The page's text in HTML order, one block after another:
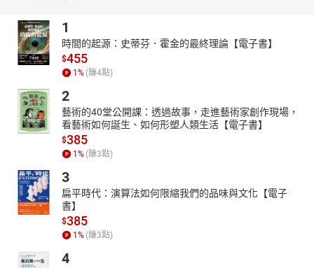
1
時間的起源：史蒂芬．霍金的最終理論【電子書】
$455
1 % (賺4點)
2
藝術的40堂公開課：透過故事，走進藝術家創作現場，
看藝術如何誕生、如何形塑人類生活【電子書】
$385
1 % (賺3點)
3
扁平時代：演算法如何限縮我們的品味與文化【電子
書】
$385
1 % (賺3點)
4